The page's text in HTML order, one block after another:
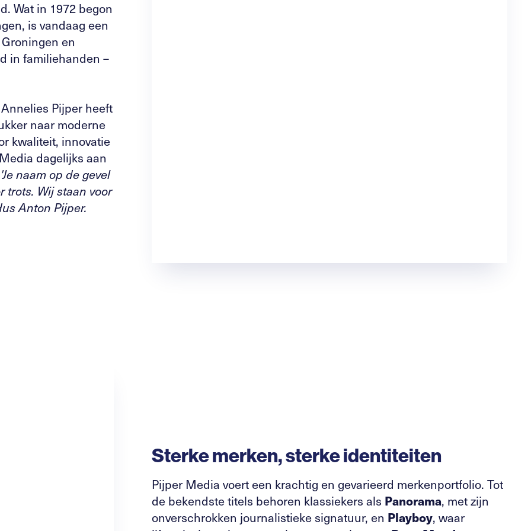
Wat in 1972 begon
is vandaag een
en
in familiehanden –
Pijper heeft
naar moderne
kwaliteit, innovatie
dagelijks aan
Je naam op de gevel
trots. Wij staan voor
Anton Pijper.
Sterke merken, sterke identiteiten
Pijper Media voert een krachtig en gevarieerd merkenportfolio. Tot
de bekendste titels behoren klassiekers als Panorama, met zijn
onverschrokken journalistieke signatuur, en Playboy, waar